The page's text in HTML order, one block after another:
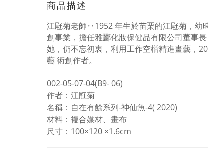
商品描述
江屘菊老師‥1952年生於苗栗的江屘菊，幼
創事業，擔任雅酈化妝保健品有限公司董事長
她，仍不忘初衷，利用工作空檔精進畫藝，
藝 術創作者。
002-05-07-04(B9- 06)
作者：江屘菊
名稱：自在有餘系列-神仙魚-4( 2020)
材料：複合媒材、畫布
尺寸： 100×120 ×1.6cm